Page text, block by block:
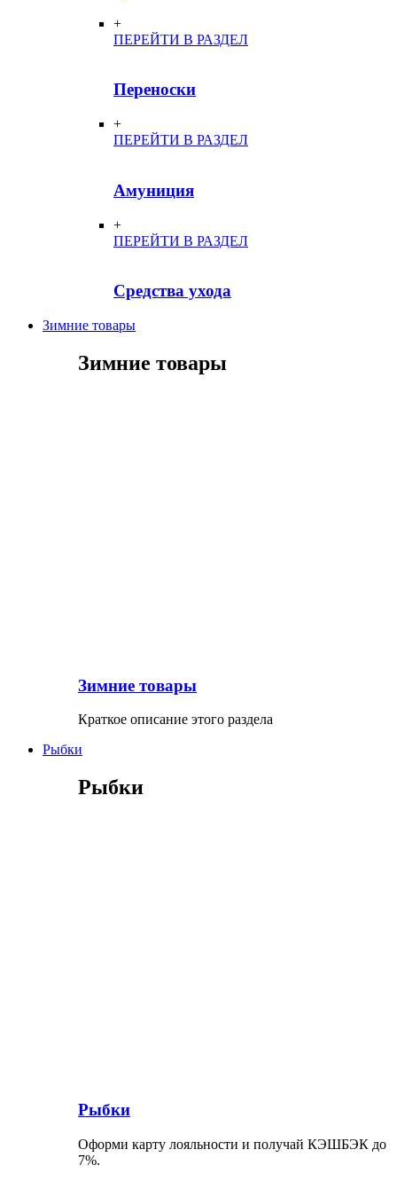
+
ПЕРЕЙТИ В РАЗДЕЛ
Переноски
+
ПЕРЕЙТИ В РАЗДЕЛ
Амуниция
+
ПЕРЕЙТИ В РАЗДЕЛ
Средства ухода
Зимние товары
Зимние товары
Зимние товары
Краткое описание этого раздела
Рыбки
Рыбки
Рыбки
Оформи карту лояльности и получай КЭШБЭК до
7%.